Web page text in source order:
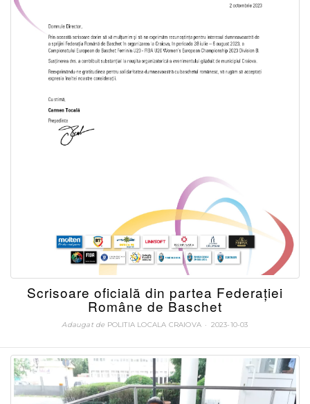
Scrisoare oficială din partea Federației
Române de Baschet
Adaugat de POLITIA LOCALA CRAIOVA
POSTATA
2023-10-03